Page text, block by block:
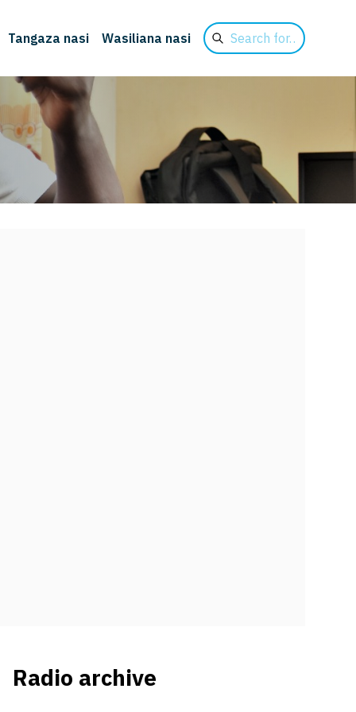
Tangaza nasi Wasiliana nasi
Search
for
Radio archive